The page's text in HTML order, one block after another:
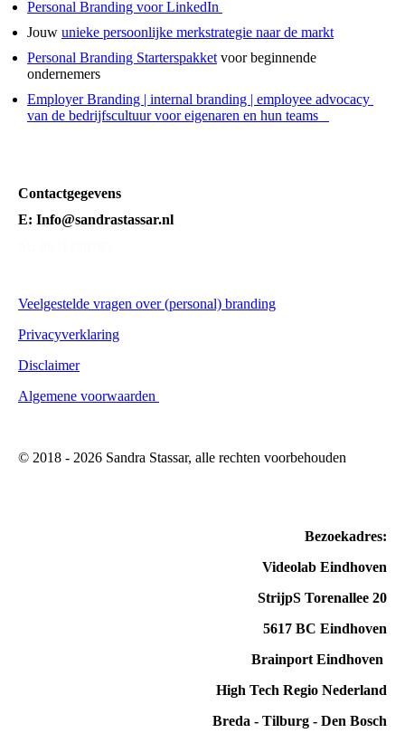
Personal Branding voor LinkedIn
Jouw unieke persoonlijke merkstrategie naar de markt
Personal Branding Starterspakket voor beginnende
ondernemers
Employer Branding | internal branding | employee advocacy
van de bedrijfscultuur voor eigenaren en hun teams
Contactgegevens
E: Info@sandrastassar.nl
Veelgestelde vragen over (personal) branding
Privacyverklaring
Disclaimer
Algemene voorwaarden
© 2018 - 2026 Sandra Stassar, alle rechten voorbehouden
Bezoekadres:
Videolab Eindhoven
StrijpS Torenallee 20
5617 BC Eindhoven
Brainport Eindhoven
High Tech Regio Nederland
Breda - Tilburg - Den Bosch